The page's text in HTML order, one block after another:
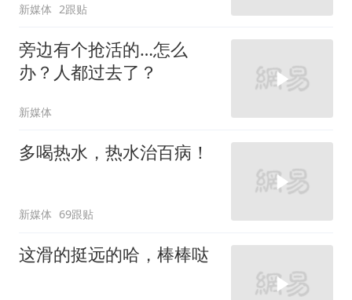
新媒体 2跟贴
旁边有个抢活的…怎么
办？人都过去了？
新媒体
多喝热水，热水治百病！
新媒体 69跟贴
这滑的挺远的哈，棒棒哒